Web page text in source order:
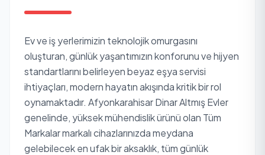
Ev ve iş yerlerimizin teknolojik omurgasını
oluşturan, günlük yaşantımızın konforunu ve hijyen
standartlarını belirleyen beyaz eşya servisi
ihtiyaçları, modern hayatın akışında kritik bir rol
oynamaktadır. Afyonkarahisar Dinar Altmış Evler
genelinde, yüksek mühendislik ürünü olan Tüm
Markalar markalı cihazlarınızda meydana
gelebilecek en ufak bir aksaklık, tüm günlük